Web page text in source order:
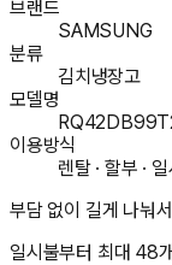
브랜드
SAMSUNG
분류
김치냉장고
모델명
이용방식
렌탈 · 할부 · 일
부담 없이 길게 나눠
일시불부터 최대 48